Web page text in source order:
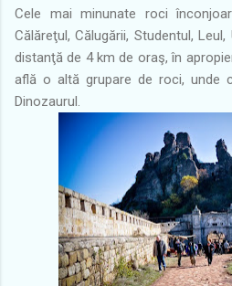
Cele mai minunate roci
Călăreţul, Călugării, Studentul,
distanţă de 4 km de oraş, în
află o altă grupare de roci, unde
Dinozaurul.